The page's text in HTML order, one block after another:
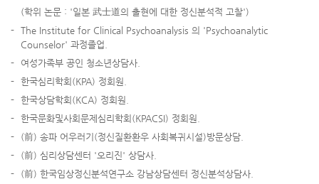
(학위 논문 : '일본 武士道의 출현에 대한 정신분석적 고찰')
- The Institute for Clinical Psychoanalysis 의 'Psychoanalytic
Counselor' 과정졸업.
-
여성가족부 공인 청소년상담사.
- 한국심리학회(KPA) 정회원.
- 한국상담학회(KCA) 정회원.
- 한국문화및사회문제심리학회(KPACSI) 정회원 .
-
(前) 송파 어우러기(정신질환환우 사회복귀시설)방문상담.
-
(前) 심리상담센터 '오리진' 상담사.
-
(前) 한국임상정신분석연구소 강남상담센터 정신분석상담사.